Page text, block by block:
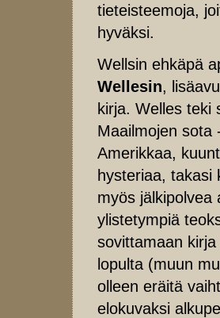
tieteisteemoja,
hyväksi.
Wellsin ehkäpä
Wellesin,
kirja. Welles teki
Maailmojen sota
Amerikkaa,
hysteriaa, takasi
myös jälkipolvea
ylistetympiä
sovittamaan
lopulta (muun
olleen eräitä
elokuvaksi